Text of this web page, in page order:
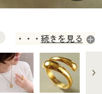
続きを見る